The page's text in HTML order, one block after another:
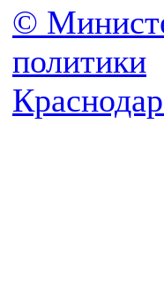
©
политики